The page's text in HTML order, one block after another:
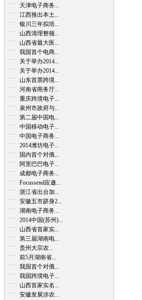
天津电子商务...
江西推出本土...
银川三年拟培...
山西清理整顿...
山西省最大医...
我国首个电商...
关于举办2014...
关于举办2014...
山东首票跨境...
河南省商务厅...
重庆跨境电子...
泉州市政府与...
第二届中国电...
中国移动电子...
中国电子商务...
2014潍坊电子...
国内首个对俄...
阿里巴巴电子...
成都电子商务...
Focussend应邀...
浙江省出台加...
安徽五市跻身2...
湖南电子商务...
2014中国(苏州)...
山西省首家实...
第三届湖南电...
贵州大宗农...
前5月湖南省...
我国首个对俄...
我国跨境电子...
山西首家实名...
安徽发展涉农...